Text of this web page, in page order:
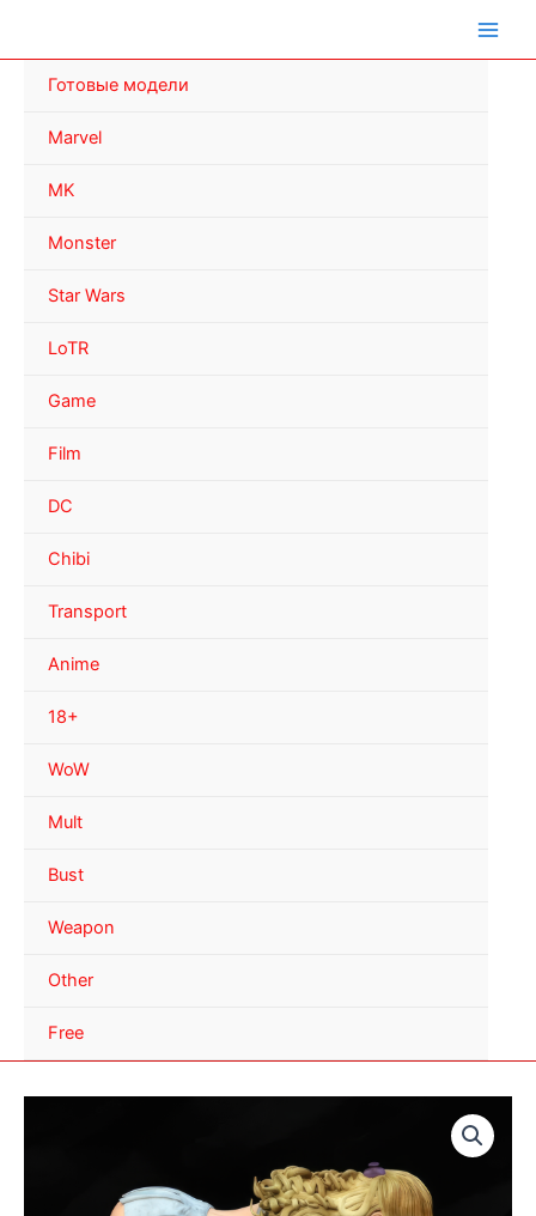
Готовые модели
Marvel
MK
Monster
Star Wars
LoTR
Game
Film
DC
Chibi
Transport
Anime
18+
WoW
Mult
Bust
Weapon
Other
Free